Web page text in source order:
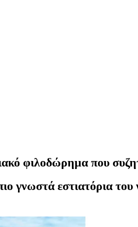
φιλοδώρημα που
γνωστά εστιατόρια